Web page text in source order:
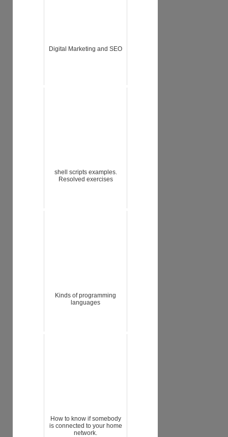
Digital Marketing and SEO
shell scripts examples.
Resolved exercises
Kinds of programming
languages
How to know if somebody
is connected to your home
network.